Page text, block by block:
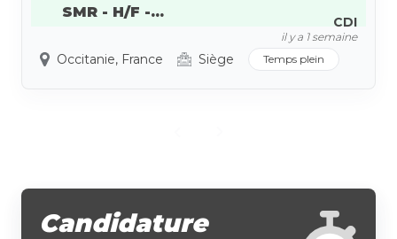
SMR - H/F -...
CDI
il y a 1 semaine
Occitanie, France Siège Temps plein
Candidature